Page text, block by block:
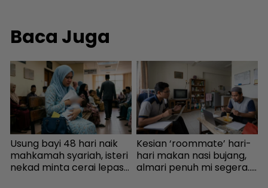
Baca Juga
Usung bayi 48 hari naik
mahkamah syariah, isteri
nekad minta cerai lepas
Kesian ‘roommate’ hari-
hari makan nasi bujang,
almari penuh mi segera...